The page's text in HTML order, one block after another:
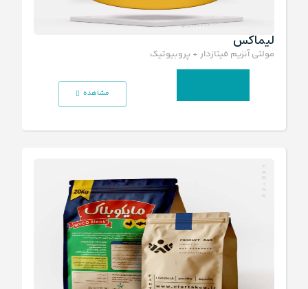
لیماکس
مولتی آنزیم فیتازدار + پروبیوتیک و پری‌بیوتیک
مشاهده